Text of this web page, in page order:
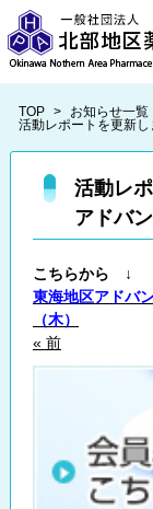
TOP > お知らせ一覧
活動レポートを更新し
活動レ
アドバ
こちらか
東海地区アドバ
（木）
« 前